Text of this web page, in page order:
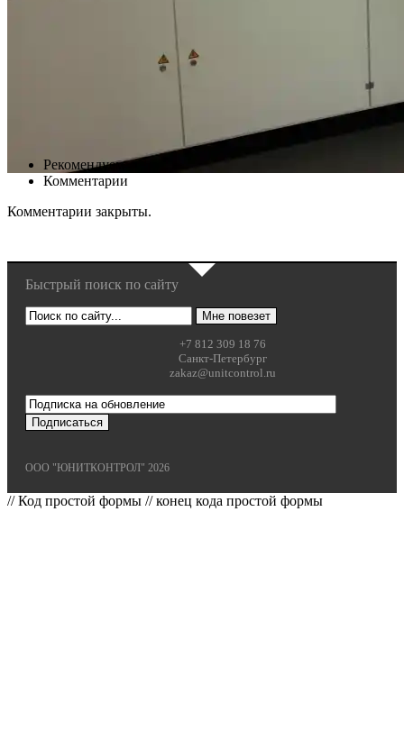
Рекомендуем
Комментарии
Комментарии закрыты.
Быстрый поиск по сайту
+7 812 309 18 76
Санкт-Петербург
zakaz@unitcontrol.ru
ООО "ЮНИТКОНТРОЛ" 2026
// Код простой формы // конец кода простой формы